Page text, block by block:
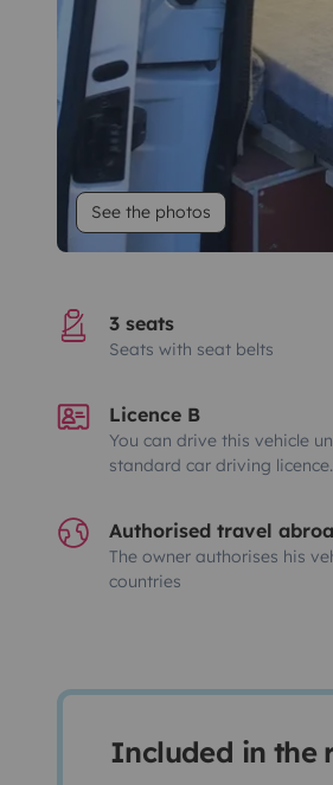
See the photos
3 seats
Seats with seat belts
Licence B
You can drive this vehicle
standard car driving licence.
Authorised travel
The owner authorises his
countries
Included in the